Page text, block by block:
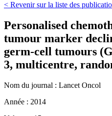
< Revenir sur la liste des
Personalised
tumour marker
germ-cell tumours
3, multicentre,
Nom du journal : Lancet Oncol
Année : 2014